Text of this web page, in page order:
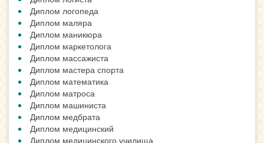
Диплом логопеда
Диплом маляра
Диплом маникюра
Диплом маркетолога
Диплом массажиста
Диплом мастера спорта
Диплом математика
Диплом матроса
Диплом машиниста
Диплом медбрата
Диплом медицинский
Диплом медицинского училища